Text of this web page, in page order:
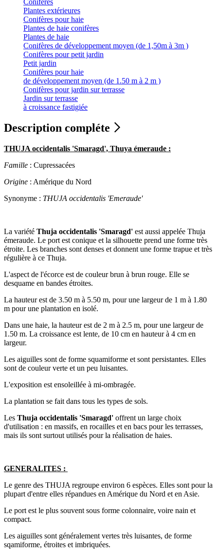
Conifères
Plantes extérieures
Conifères pour haie
Plantes de haie conifères
Plantes de haie
Conifères de développement moyen (de 1,50m à 3m )
Conifères pour petit jardin
Petit jardin
Conifères pour haie
de développement moyen (de 1.50 m à 2 m )
Conifères pour jardin sur terrasse
Jardin sur terrasse
à croissance fastigiée
Description compléte
THUJA occidentalis 'Smaragd', Thuya émeraude :
Famille : Cupressacées
Origine : Amérique du Nord
Synonyme : THUJA occidentalis 'Emeraude'
La variété Thuja occidentalis 'Smaragd' est aussi appelée Thuja
émeraude. Le port est conique et la silhouette prend une forme très
étroite. Les branches sont denses et donnent une forme trapue et très
régulière à ce Thuja.
L'aspect de l'écorce est de couleur brun à brun rouge. Elle se
desquame en bandes étroites.
La hauteur est de 3.50 m à 5.50 m, pour une largeur de 1 m à 1.80
m pour une plantation en isolé.
Dans une haie, la hauteur est de 2 m à 2.5 m, pour une largeur de
1.50 m. La croissance est lente, de 10 cm en hauteur à 4 cm en
largeur.
Les aiguilles sont de forme squamiforme et sont persistantes. Elles
sont de couleur verte et un peu luisantes.
L'exposition est ensoleillée à mi-ombragée.
La plantation se fait dans tous les types de sols.
Les Thuja occidentalis 'Smaragd' offrent un large choix
d'utilisation : en massifs, en rocailles et en bacs pour les terrasses,
mais ils sont surtout utilisés pour la réalisation de haies.
GENERALITES :
Le genre des THUJA regroupe environ 6 espèces. Elles sont pour la
plupart d'entre elles répandues en Amérique du Nord et en Asie.
Le port est le plus souvent sous forme colonnaire, voire nain et
compact.
Les aiguilles sont généralement vertes très luisantes, de forme
sqamiforme, étroites et imbriquées.